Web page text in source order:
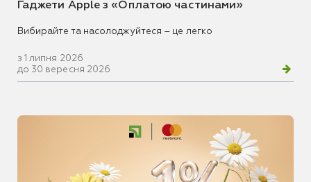
Гаджети Apple з «Оплатою частинами»
Вибирайте та насолоджуйтеся – це легко
з 1 липня 2026
до 30 вересня 2026